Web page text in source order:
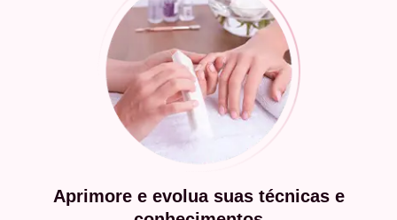
Aprimore e evolua suas técnicas e